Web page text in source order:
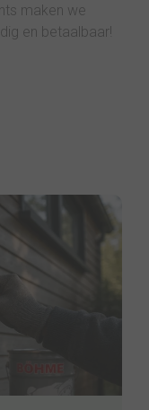
maken we
en betaalbaar!